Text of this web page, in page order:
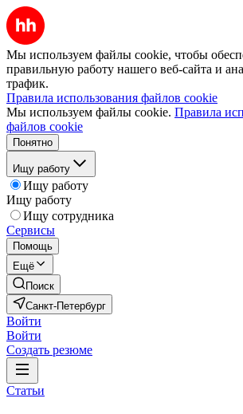
Мы используем файлы cookie, чтобы
правильную работу нашего веб-сайта и
трафик.
Правила использования файлов cookie
Мы используем файлы cookie. Правила
файлов cookie
Понятно
Ищу работу
Ищу работу
Ищу работу
Ищу сотрудника
Сервисы
Помощь
Ещё
Поиск
Санкт-Петербург
Войти
Войти
Создать резюме
Статьи